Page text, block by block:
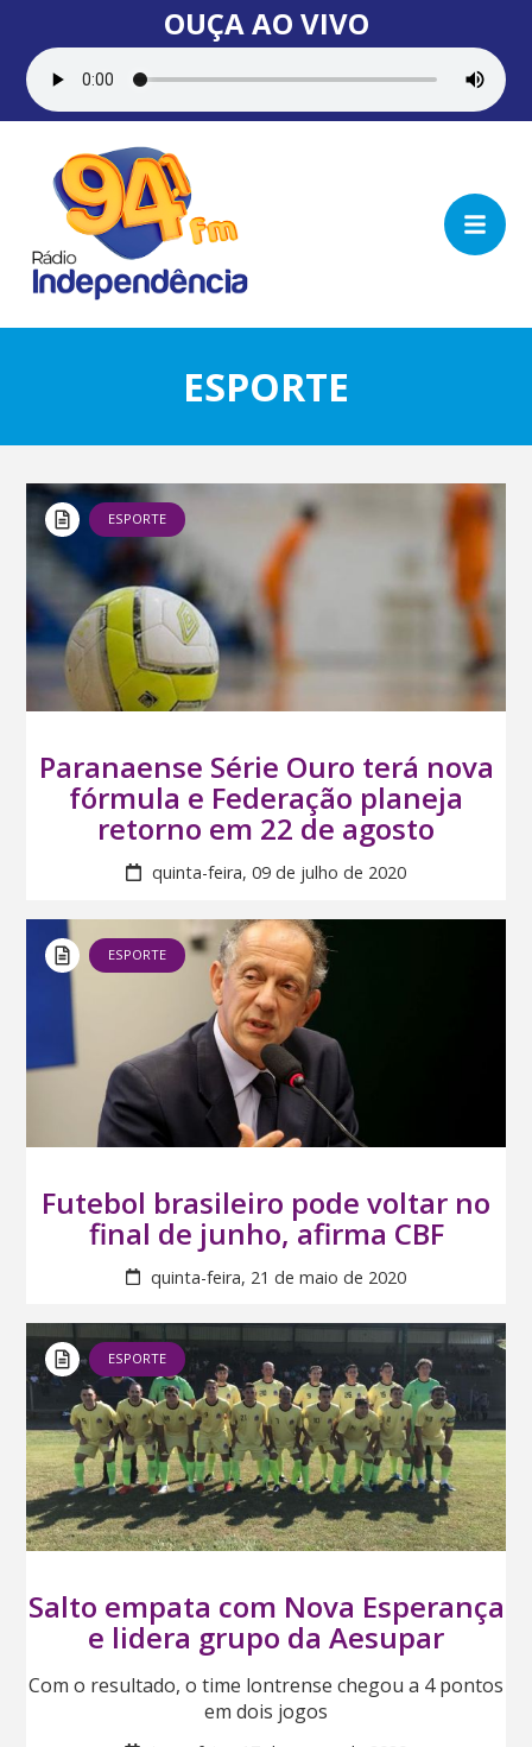
OUÇA AO VIVO
ESPORTE
ESPORTE
Paranaense Série Ouro terá nova
fórmula e Federação planeja
retorno em 22 de agosto
quinta-feira, 09 de julho de 2020
ESPORTE
Futebol brasileiro pode voltar no
final de junho, afirma CBF
quinta-feira, 21 de maio de 2020
ESPORTE
Salto empata com Nova Esperança
e lidera grupo da Aesupar
Com o resultado, o time lontrense chegou a 4 pontos
em dois jogos